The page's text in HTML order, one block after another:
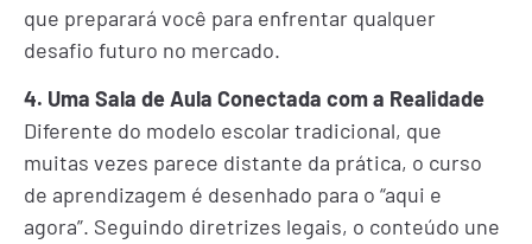
que preparará você para enfrentar qualquer
desafio futuro no mercado.
4. Uma Sala de Aula Conectada com a Realidade
Diferente do modelo escolar tradicional, que
muitas vezes parece distante da prática, o curso
de aprendizagem é desenhado para o “aqui e
agora”. Seguindo diretrizes legais, o conteúdo une